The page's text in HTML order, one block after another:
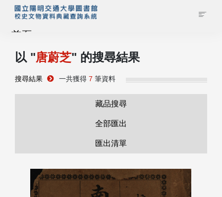
首頁
藏品查詢
管理者登入
以 "唐蔚芝" 的搜尋結果
搜尋結果 一共獲得 7 筆資料
藏品搜尋
全部匯出
匯出清單